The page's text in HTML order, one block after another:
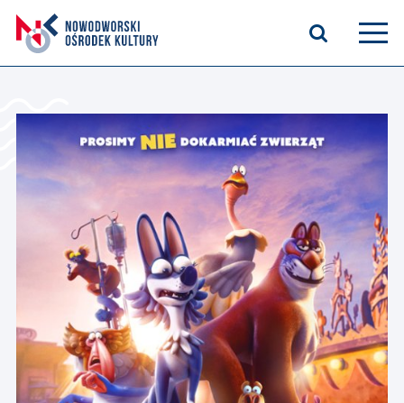
Kasyno Oficerskie
Kino
Zajęcia stałe
O nas